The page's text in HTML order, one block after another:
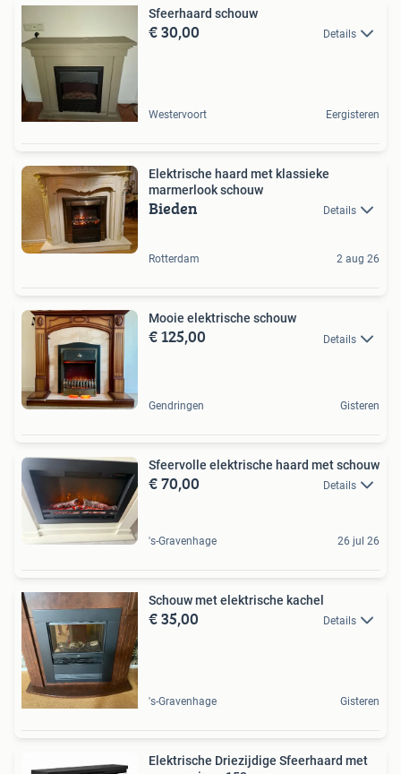
Sfeerhaard schouw
€ 30,00 Details
Westervoort Eergisteren
Elektrische haard met klassieke
marmerlook schouw
Bieden Details
Rotterdam 2 aug 26
Mooie elektrische schouw
€ 125,00 Details
Gendringen Gisteren
Sfeervolle elektrische haard met schouw
€ 70,00 Details
's-Gravenhage 26 jul 26
Schouw met elektrische kachel
€ 35,00 Details
's-Gravenhage Gisteren
Elektrische Driezijdige Sfeerhaard met